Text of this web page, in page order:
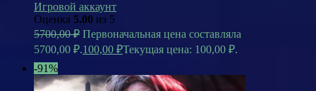
Игровой аккаунт
Оценка 5.00 из 5
5700,00₽ Первоначальная цена составляла
5700,00 ₽.100,00 ₽Текущая цена: 100,00 ₽.
-91%